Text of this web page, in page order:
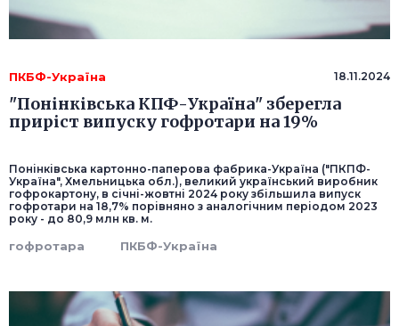
ПКБФ-Україна 18.11.2024
"Понінківська КПФ-Україна" зберегла
приріст випуску гофротари на 19%
Понінківська картонно-паперова фабрика-Україна ("ПКПФ-
Україна", Хмельницька обл.), великий український виробник
гофрокартону, в січні-жовтні 2024 року збільшила випуск
гофротари на 18,7% порівняно з аналогічним періодом 2023
року - до 80,9 млн кв. м.
гофротара ПКБФ-Україна